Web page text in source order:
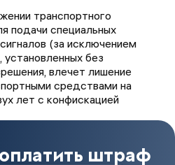
транспортного
подачи специальных
(за исключением
установленных без
влечет лишение
средствами на
лет с конфискацией
штраф